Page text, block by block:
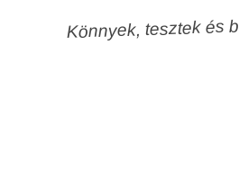
Könnyek, tesztek és